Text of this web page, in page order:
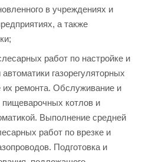
в учреждениях и
а также
работ по настройке и
газорегуляторных
их ремонта. Обслуживание и
котлов и
Выполнение средней
работ по врезке и
Подготовка и